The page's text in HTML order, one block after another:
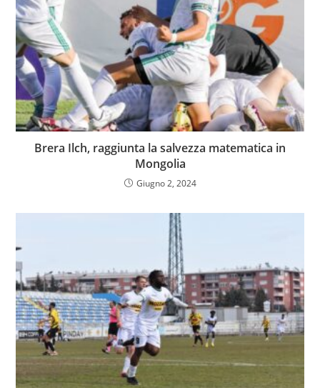
Brera Ilch, raggiunta la salvezza matematica in
Mongolia
Giugno 2, 2024